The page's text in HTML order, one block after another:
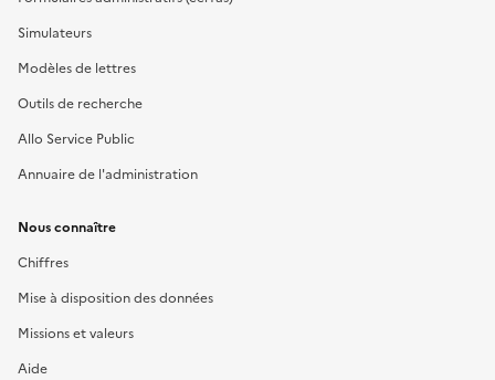
Simulateurs
Modèles de lettres
Outils de recherche
Allo Service Public
Annuaire de l'administration
Nous connaître
Chiffres
Mise à disposition des données
Missions et valeurs
Aide